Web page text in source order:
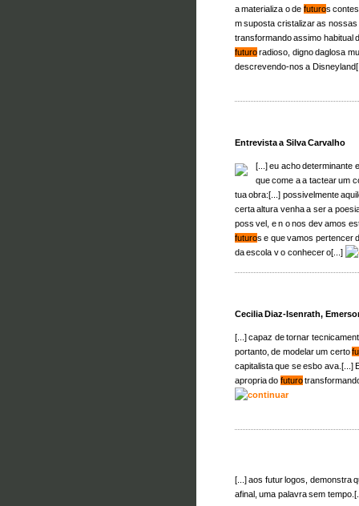
a materializa o de futuros
m suposta cristalizar as nossas
transformando assimo habitual
futuroradioso, digno daglosa
descrevendo-nos a
Entrevista a Silva Carvalho
[...] eu acho determinante
que come a a tactear um
tua obra:[...] possivelmente
certa altura venha a ser a
poss vel, e n o nos dev amos
futuros e que vamos pertencer
da escola v o conhecer o[...]
Cecilia Diaz-Isenrath,
[...] capaz de tornar
portanto, de modelar um certo
capitalista que se esbo ava.[...]
apropria do futuro
[...] aos futur logos, demonstra
afinal, uma palavra sem